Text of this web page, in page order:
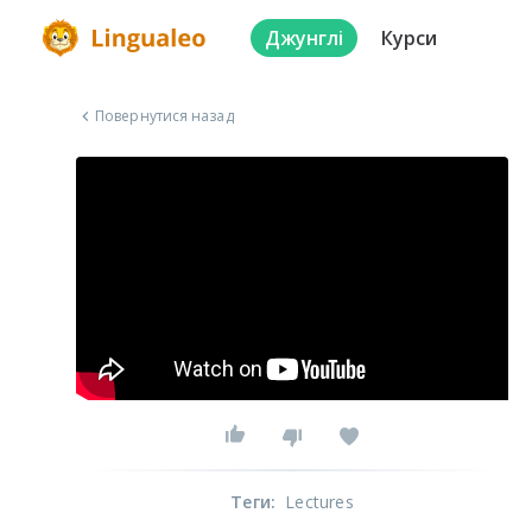
Джунглі Курси
Повернутися назад
Теги: Lectures